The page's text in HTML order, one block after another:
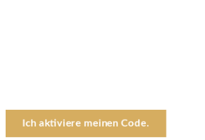
Ich aktiviere meinen Code.